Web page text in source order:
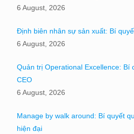
6 August, 2026
Định biên nhân sự sản xuất: Bí
6 August, 2026
Quản trị Operational Excellence: Bí
CEO
6 August, 2026
Manage by walk around: Bí quyết
hiện đại